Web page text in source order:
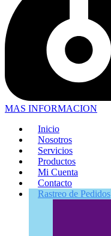
MAS INFORMACION
Inicio
Nosotros
Servicios
Productos
Mi Cuenta
Contacto
Rastreo de Pedidos